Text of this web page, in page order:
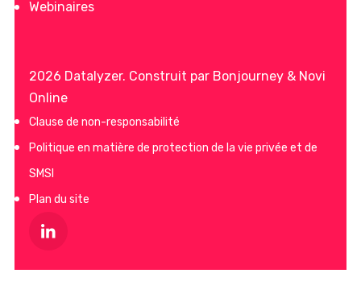
Webinaires
2026 Datalyzer. Construit par Bonjourney & Novi
Online
Clause de non-responsabilité
Politique en matière de protection de la vie privée et de
SMSI
Plan du site